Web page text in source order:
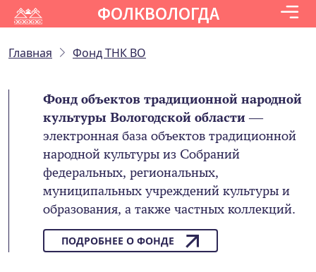
ФОЛКВОЛОГДА
Главная Фонд ТНК ВО
Фонд объектов традиционной народной
культуры Вологодской области—
электронная база объектов традиционной
народной культуры из Собраний
федеральных, региональных,
муниципальных учреждений культуры и
образования, а также частных коллекций.
ПОДРОБНЕЕ О ФОНДЕ